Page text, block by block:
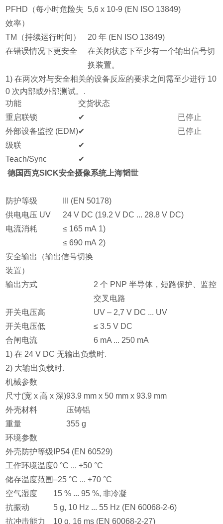
PFHD（每小时危险失
效率）
5,6 x 10-9 (EN ISO 13849)
TM（持续运行时间）
20 年 (EN ISO 13849)
在错误情况下更安全
在关闭状态下至少有一个输出信号切
换装置。
1) 在两次对与安全相关的设备反应的要求之间需至少进行 10
0 次内部或外部测试。.
功能
交货状态
重启联锁
✔
已停止
外部设备监控 (EDM)✔
已停止
级联
✔
Teach/Sync
✔
德国西克SICK安全摄像系统上海韬世
防护等级
III (EN 50178)
供电电压 UV
24 V DC (19.2 V DC ... 28.8 V DC)
电流消耗
≤ 165 mA 1)
≤ 690 mA 2)
安全输出（输出信号切换
装置）
输出方式
2 个 PNP 半导体，短路保护、监控
交叉电路
开关电压高
UV – 2,7 V DC ... UV
开关电压低
≤ 3.5 V DC
合闸电流
6 mA ... 250 mA
1) 在 24 V DC 无输出负载时.
2) 大输出负载时.
机械参数
尺寸(宽 x 高 x 深)93.9 mm x 50 mm x 93.9 mm
外壳材料
压铸铝
重量
355 g
环境参数
外壳防护等级 IP54 (EN 60529)
工作环境温度0 °C ... +50 °C
储存温度范围–25 °C ... +70 °C
空气湿度
15 % ... 95 %, 非冷凝
抗振动
5 g, 10 Hz ... 55 Hz (EN 60068-2-6)
抗冲击能力
10 g, 16 ms (EN 60068-2-27)